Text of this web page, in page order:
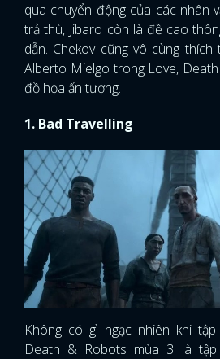
qua chuyển động của các nhân
trả thù, Jibaro còn là đề cao
dẫn. Chekov cũng vô cùng thích
Alberto Mielgo trong Love,
đồ họa ấn tượng.
1. Bad Travelling
Không có gì ngạc nhiên khi
Death & Robots mùa 3 là